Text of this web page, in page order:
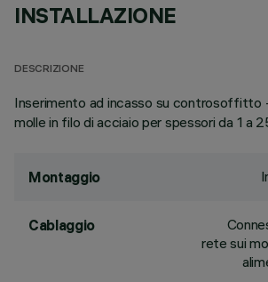
INSTALLAZIONE
DESCRIZIONE
Inserimento ad incasso su controsoffitto
molle in filo di acciaio per spessori da 1 a
Montaggio
Cablaggio
rete sui